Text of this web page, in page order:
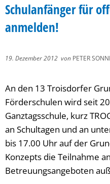
Schulanfänger für
anmelden!
19. Dezember 2012 von PETER
An den 13 Troisdorfer
Förderschulen wird seit
Ganztagsschule, kurz
an Schultagen und an
bis 17.00 Uhr auf der
Konzepts die Teilnahme
Betreuungsangeboten